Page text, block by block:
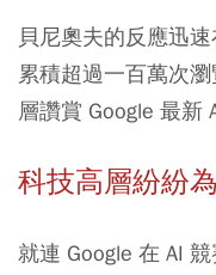
貝尼奧夫的反應迅
累積超過一百萬次
層讚賞 Google 最新
科技高層紛紛
就連 Google 在 AI